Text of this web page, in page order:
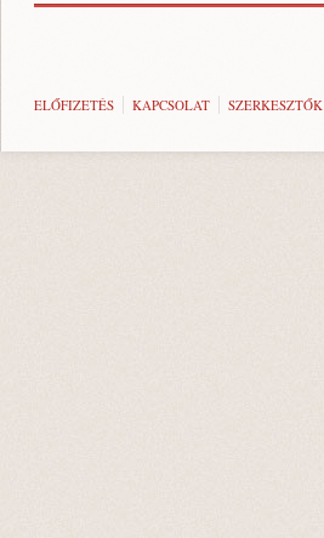
ELŐFIZETÉS KAPCSOLAT SZERKESZTŐK